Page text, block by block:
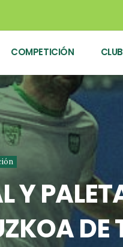
COMPETICIÓN
DE